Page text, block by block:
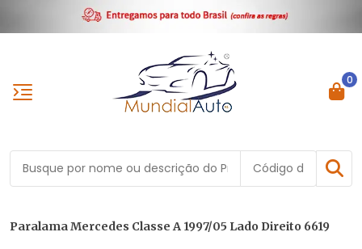
0
Paralama Mercedes Classe A 1997/05 Lado Direito 6619